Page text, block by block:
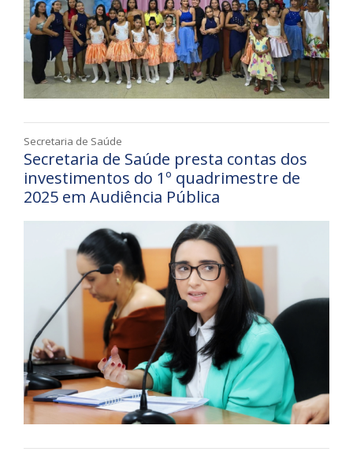
Secretaria de Saúde
Secretaria de Saúde presta contas dos
investimentos do 1º quadrimestre de
2025 em Audiência Pública